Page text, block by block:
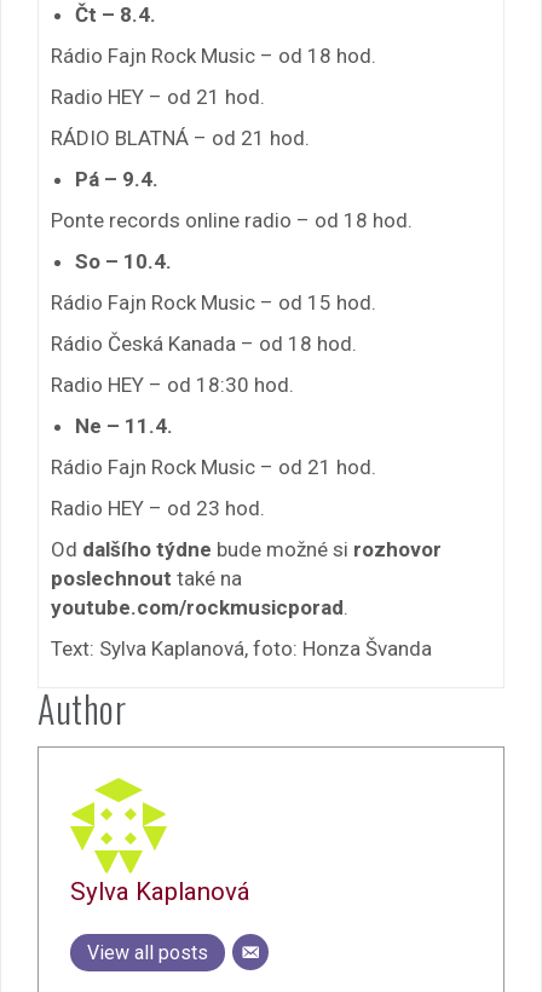
Čt – 8.4.
Rádio Fajn Rock Music – od 18 hod.
Radio HEY – od 21 hod.
RÁDIO BLATNÁ – od 21 hod.
Pá – 9.4.
Ponte records online radio – od 18 hod.
So – 10.4.
Rádio Fajn Rock Music – od 15 hod.
Rádio Česká Kanada – od 18 hod.
Radio HEY – od 18:30 hod.
Ne – 11.4.
Rádio Fajn Rock Music – od 21 hod.
Radio HEY – od 23 hod.
Od dalšího týdne bude možné si rozhovor
poslechnout také na
youtube.com/rockmusicporad
Text: Sylva Kaplanová, foto: Honza Švanda
Author
Sylva Kaplanová
View all posts